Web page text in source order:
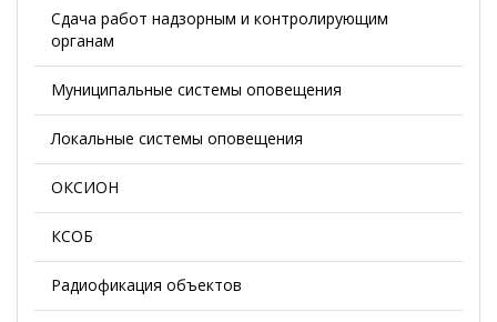
Сдача работ надзорным и контролирующим
органам
Муниципальные системы оповещения
Локальные системы оповещения
ОКСИОН
КСОБ
Радиофикация объектов